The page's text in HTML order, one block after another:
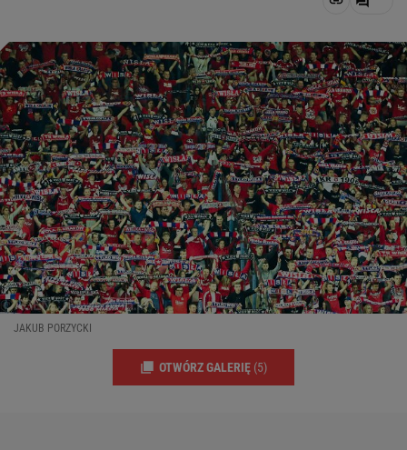
JAKUB PORZYCKI
OTWÓRZ GALERIĘ (5)